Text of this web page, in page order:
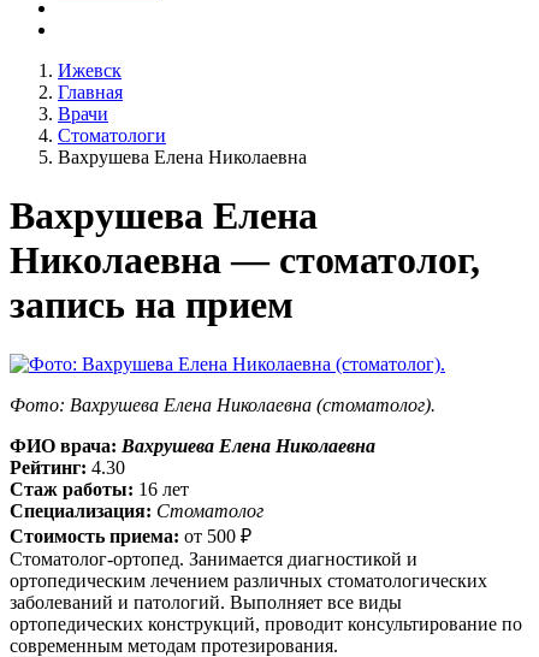
Ижевск
Главная
Врачи
Стоматологи
Вахрушева Елена Николаевна
Вахрушева Елена
Николаевна — стоматолог,
запись на прием
Фото: Вахрушева Елена Николаевна (стоматолог).
ФИО врача: Вахрушева Елена Николаевна
Рейтинг: 4.30
Стаж работы: 16 лет
Специализация: Стоматолог
Стоимость приема: от 500 ₽
Стоматолог-ортопед. Занимается диагностикой и
ортопедическим лечением различных стоматологических
заболеваний и патологий. Выполняет все виды
ортопедических конструкций, проводит консультирование по
современным методам протезирования.